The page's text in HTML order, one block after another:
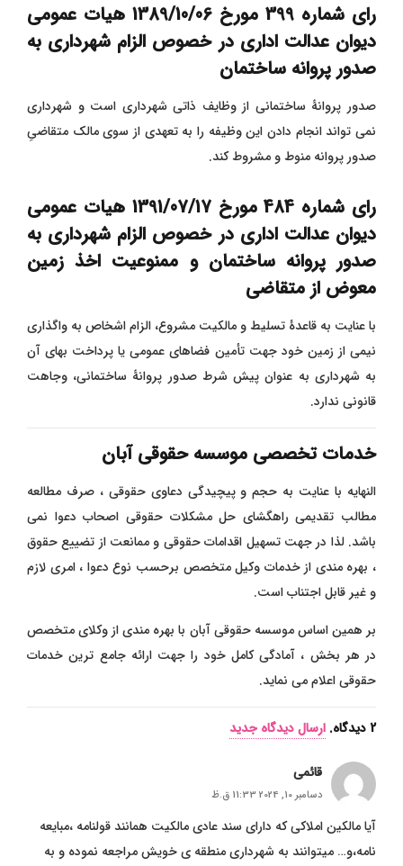
رای شماره
399 مورخ 1389/10/06 هیات عمومی
دیوان عدالت اداری در خصوص الزام شهرداری به
صدور پروانه ساختمان
صدور پروانۀ ساختمانی از وظایف ذاتی شهرداری است و شهرداری
نمی تواند انجام دادن این وظیفه را به تعهدی از سوی مالک متقاضیِ
صدور پروانه منوط و مشروط کند.
رای شماره
484 مورخ 1391/07/17 هیات عمومی
دیوان عدالت اداری در خصوص الزام شهرداری به
صدور پروانه ساختمان و ممنوعیت اخذ زمین
معوض از متقاضی
با عنایت به قاعدۀ تسلیط و مالکیت مشروع، الزام اشخاص به واگذاری
نیمی از زمین خود جهت تأمین فضاهای عمومی یا پرداخت بهای آن
به شهرداری به عنوان پیش شرط صدور پروانۀ ساختمانی، وجاهت
قانونی ندارد.
خدمات تخصصی موسسه حقوقی آبان
النهایه با عنایت به حجم و پیچیدگی دعاوی حقوقی ، صرف مطالعه
مطالب تقدیمی راهگشای حل مشکلات حقوقی اصحاب دعوا نمی
باشد. لذا در جهت تسهیل اقدامات حقوقی و ممانعت از تضییع حقوق
، بهره مندی از خدمات وکیل متخصص برحسب نوع دعوا ، امری لازم
و غیر قابل اجتناب است.
بر همین اساس موسسه حقوقی آبان با بهره مندی از وکلای متخصص
در هر بخش ، آمادگی کامل خود را جهت ارائه جامع ترین خدمات
حقوقی اعلام می نماید.
2دیدگاه. ارسال دیدگاه جدید
قائمی
دسامبر 10, 2024 11:33 ق.ظ
آیا مالکین املاکی که دارای سند عادی مالکیت همانند قولنامه ،مبایعه
نامه،و… میتوانند به شهرداری منطقه ی خویش مراجعه نموده و به